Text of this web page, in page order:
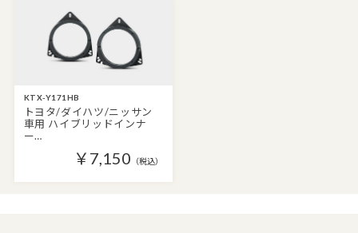
KTX-Y171HB
トヨタ/ダイハツ/ニッサン
車用 ハイブリッドインナ
ー…
￥7,150 （税込）